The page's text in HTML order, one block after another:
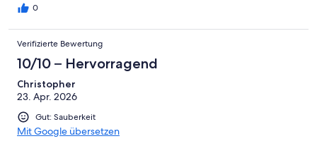
0
Verifizierte Bewertung
10/10 – Hervorragend
Christopher
23. Apr. 2026
Gut: Sauberkeit
Mit Google übersetzen